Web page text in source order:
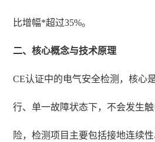
比增幅*超过35%。
二、核心概念与技术原理
CE认证中的电气安全检测，核心
行、单一故障状态下，不会发生
险，检测项目主要包括接地连续